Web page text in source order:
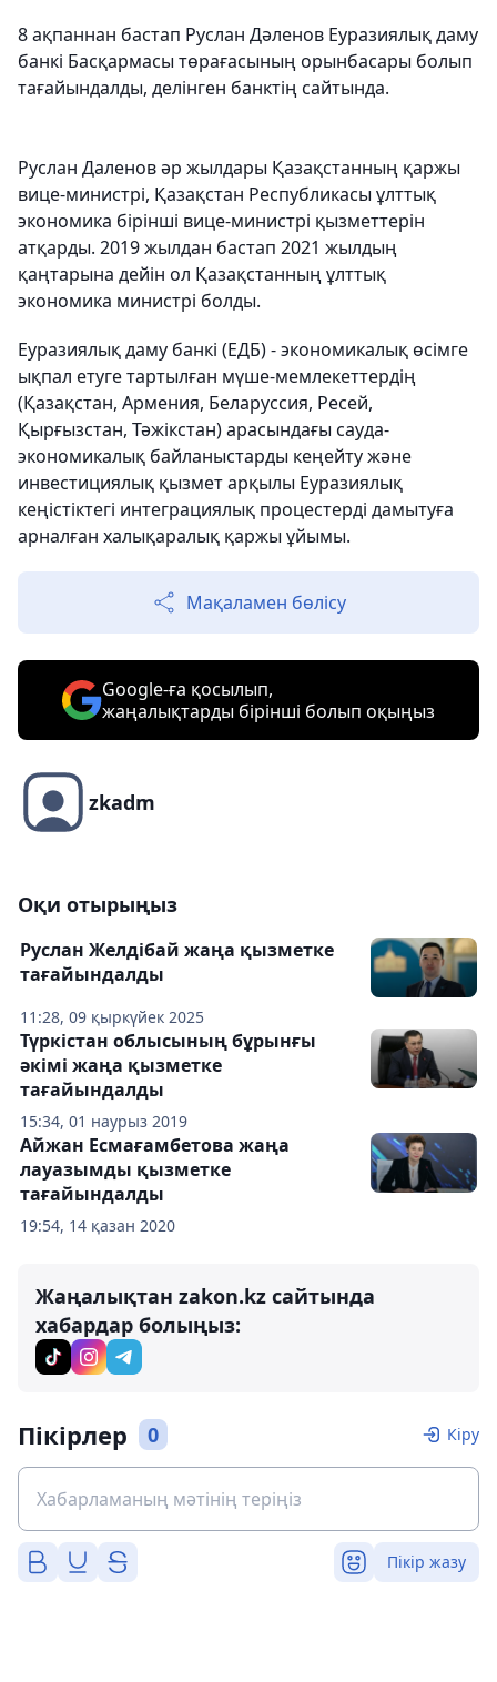
8 ақпаннан бастап Руслан Дәленов Еуразиялық даму
банкі Басқармасы төрағасының орынбасары болып
тағайындалды, делінген банктің сайтында.
Руслан Даленов әр жылдары Қазақстанның қаржы
вице-министрі, Қазақстан Республикасы ұлттық
экономика бірінші вице-министрі қызметтерін
атқарды. 2019 жылдан бастап 2021 жылдың
қаңтарына дейін ол Қазақстанның ұлттық
экономика министрі болды.
Еуразиялық даму банкі (ЕДБ) - экономикалық өсімге
ықпал етуге тартылған мүше-мемлекеттердің
(Қазақстан, Армения, Беларуссия, Ресей,
Қырғызстан, Тәжікстан) арасындағы сауда-
экономикалық байланыстарды кеңейту және
инвестициялық қызмет арқылы Еуразиялық
кеңістіктегі интеграциялық процестерді дамытуға
арналған халықаралық қаржы ұйымы.
Мақаламен бөлісу
Google-ға қосылып,
жаңалықтарды бірінші болып оқыңыз
zkadm
Оқи отырыңыз
11:28, 09 қыркүйек 2025
Руслан Желдібай жаңа қызметке
тағайындалды
15:34, 01 наурыз 2019
Түркістан облысының бұрынғы
әкімі жаңа қызметке
тағайындалды
19:54, 14 қазан 2020
Айжан Есмағамбетова жаңа
лауазымды қызметке
тағайындалды
Жаңалықтан zakon.kz сайтында
хабардар болыңыз:
Пікірлер 0 Кіру
Пікір жазу